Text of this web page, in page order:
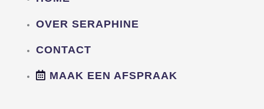
OVER SERAPHINE
CONTACT
MAAK EEN AFSPRAAK